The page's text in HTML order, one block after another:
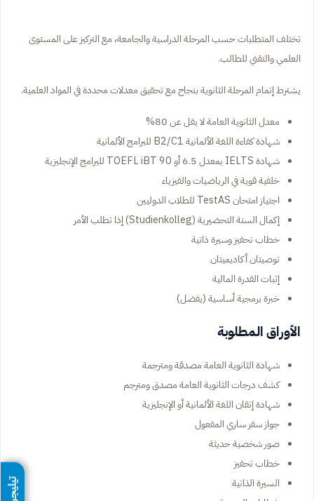
تختلف المتطلبات حسب المرحلة الدراسية والجامعة، مع التركيز على المستوى
العلمي والتقني للطالب.
يشترط إتمام المرحلة الثانوية بنجاح مع تحقيق معدلات محددة في المواد العلمية.
معدل الثانوية العامة لا يقل عن 80%
شهادة كفاءة اللغة الألمانية B2/C1 للبرامج الألمانية
شهادة IELTS بمعدل 6.5 أو TOEFL iBT 90 للبرامج الإنجليزية
خلفية قوية في الرياضيات والفيزياء
اجتياز امتحان TestAS للطلاب الدوليين
إكمال السنة التحضيرية (Studienkolleg) إذا تطلب الأمر
خطاب تحفيز وسيرة ذاتية
توصيتان أكاديميتان
إثبات القدرة المالية
خبرة برمجية أساسية (يفضل)
الأوراق المطلوبة
شهادة الثانوية العامة مصدقة ومترجمة
كشف درجات الثانوية العامة مصدق ومترجم
شهادة إتقان اللغة الألمانية أو الإنجليزية
جواز سفر ساري المفعول
صور شخصية حديثة
خطاب تحفيز
السيرة الذاتية